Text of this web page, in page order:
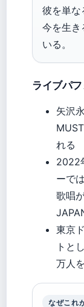
彼を単な
今を生き
いる。
ライブパ
矢沢
れる
2022
ーで
歌唱
東京
トと
万人
なぜこれ